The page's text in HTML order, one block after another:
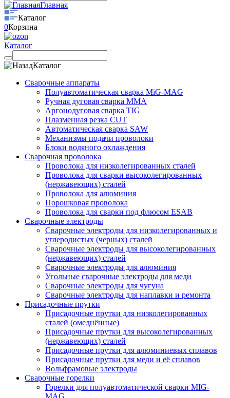
Главная
Каталог
0Корзина
Каталог
Каталог
Сварочные аппараты
Полуавтоматическая сварка MiG-MAG
Ручная дуговая сварка MMA
Аргонодуговая сварка TIG
Плазменная резка CUT
Автоматическая сварка SAW
Механизмы подачи проволоки
Блоки водяного охлаждения
Сварочная проволока
Проволока для низколегированных сталей
Проволока для сварки высоколегированных
(нержавеющих) сталей
Проволока для алюминия
Порошковая проволока
Проволока для сварки под флюсом ESAB
Сварочные электроды
Сварочные электроды для низколегированных и
углеродистых (черных) сталей
Сварочные электроды для высоколегированных
(нержавеющих) сталей
Сварочные электроды для алюминия
Угольные сварочные электроды для меди
Сварочные электроды для чугуна
Сварочные электроды для наплавки и ремонта
Присадочные прутки
Присадочные прутки для низколегированных
сталей (омеднённые)
Присадочные прутки для высоколегированных
(нержавеющих) сталей
Присадочные прутки для алюминиевых сплавов
Присадочные прутки для меди и её сплавов
Вольфрамовые электроды
Сварочные горелки
Горелки для полуавтоматической сварки MIG-
MAG